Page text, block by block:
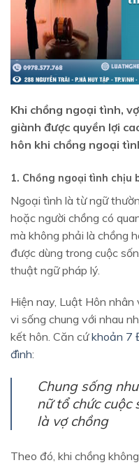
Khi chồng ngoại tình,
giành được quyền lợi
hôn khi chồng ngoại
1. Chồng ngoại tình chịu
Ngoại tình là từ ngữ
hoặc người chồng có
mà không phải là chồng
được dùng trong cuộc
thuật ngữ pháp lý.
Hiện nay, Luật Hôn
vi sống chung với nhau
kết hôn. Căn cứkhoản 7
đình:
Chung sống
nữ tổ chức cuộc
là vợ chồng
Theo đó, khi chồng